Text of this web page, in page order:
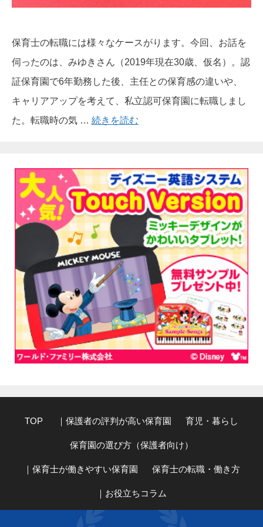
保育士の転職には様々なケースがります。今回、お話を
伺ったのは、みゆきさん（2019年現在30歳、仮名）。認
証保育園で6年勤務した後、主任との保育感の違いや、
キャリアアップを考えて、私立認可保育園に転職しまし
た。転職時の気 … 続きを読む
TOP ｜保護者の評判が高い保育園 育児・暮らし
保育園の選び方（保護者向け）
｜保育士が働きやすい保育園 保育士の転職・働き方
｜お役立ちコラム
｜子どもの心スペシャリスト・小阪有花のコラム